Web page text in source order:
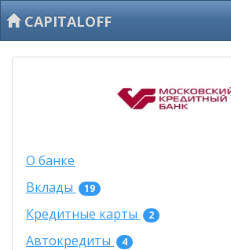
CAPITALOFF
О банке
Вклады
19
Кредитные карты 2
Автокредиты 4